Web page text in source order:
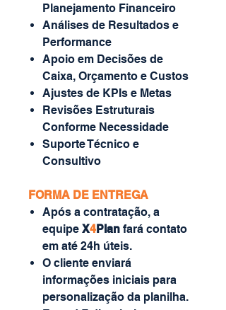
Planejamento Financeiro
Análises de Resultados e
Performance
Apoio em Decisões de
Caixa, Orçamento e Custos
Ajustes de KPIs e Metas
Revisões Estruturais
Conforme Necessidade
Suporte Técnico e
Consultivo
FORMA DE ENTREGA
Após a contratação, a
equipe X4Plan fará contato
em até 24h úteis.
O cliente enviará
informações iniciais para
personalização da planilha.